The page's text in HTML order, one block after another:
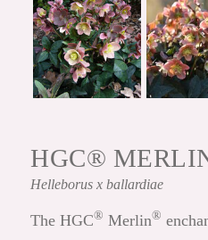
HGC®
Helleborusx ballardiae
The HGC® Merlin®